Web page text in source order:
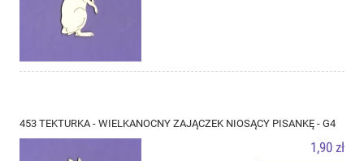
453 TEKTURKA - WIELKANOCNY ZAJĄCZEK NIOSĄCY PISANKĘ - G4
1,90 zł